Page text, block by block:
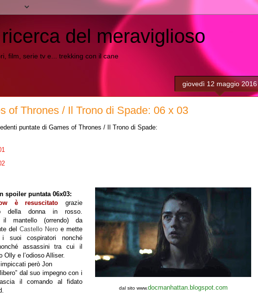
del meraviglioso
film, serie tv e... trekking con il cane
giovedì 12 maggio 2016
of Thrones / Il Trono di Spade: 06 x 03
puntate di Games of Thrones / Il Trono di Spade:
dal sito www.docmanhattan.blogspot.com
spoiler puntata 06x03:
è resuscitato grazie
della donna in rosso.
il mantello (orrendo) da
del Castello Nero e mette
suoi cospiratori nonché
assassini tra cui il
Olly e l’odioso Alliser.
però Jon
dal suo impegno con i
il comando al fidato